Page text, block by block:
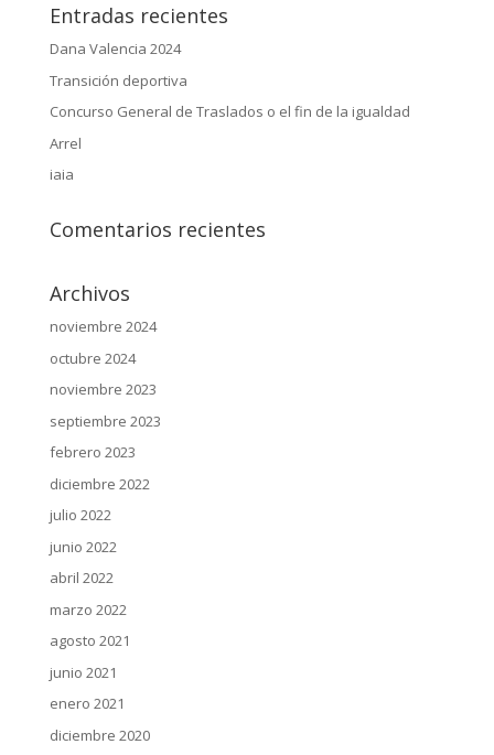
Entradas recientes
Dana Valencia 2024
Transición deportiva
Concurso General de Traslados o el fin de la igualdad
Arrel
iaia
Comentarios recientes
Archivos
noviembre 2024
octubre 2024
noviembre 2023
septiembre 2023
febrero 2023
diciembre 2022
julio 2022
junio 2022
abril 2022
marzo 2022
agosto 2021
junio 2021
enero 2021
diciembre 2020